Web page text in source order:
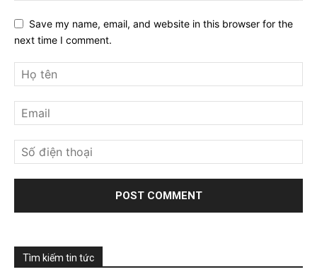
Save my name, email, and website in this browser for the
next time I comment.
Tìm kiếm tin tức